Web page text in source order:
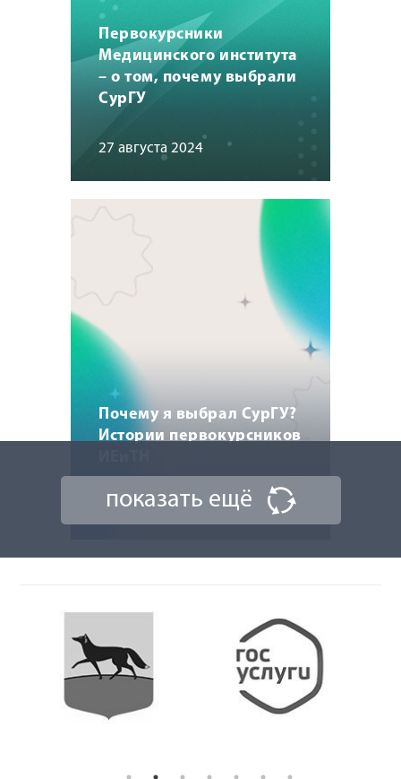
Первокурсники
Медицинского института
– о том, почему выбрали
СурГУ
27 августа 2024
Почему я выбрал СурГУ?
Истории первокурсников
14 августа 2024
показать ещё